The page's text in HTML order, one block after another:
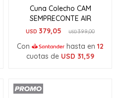
Cuna Colecho CAM
SEMPRECONTE AIR
USD 379,05 USD399,00
Con hasta en 12
cuotas de USD 31,59